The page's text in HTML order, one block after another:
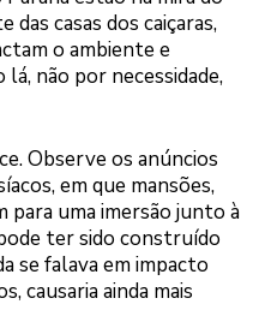
casas dos caiçaras,
o ambiente e
lá, não por necessidade,
Observe os anúncios
em que mansões,
para uma imersão junto à
ter sido construído
se falava em impacto
causaria ainda mais